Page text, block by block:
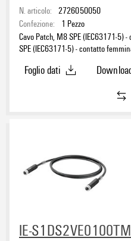
N. articolo: 2726050050
Confezione:
1 Pezzo
Cavo Patch, M8 SPE (IEC63171-
SPE (IEC63171-5) - contatto
Foglio dati
IE-